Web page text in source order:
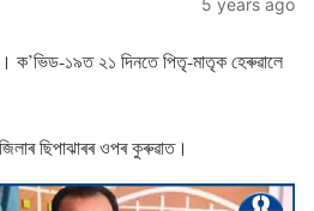
ক’ভিড-১৯ত ২১ দিনতে পিতৃ-মাতৃক হেৰুৱালে
ছিপাঝাৰৰ ওপৰ কুৰুৱাত।